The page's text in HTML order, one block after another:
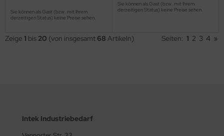
Sie können als Gast (bzw. mit Ihrem
derzeitigen Status) keine Preise sehen.
Sie können als Gast (bzw. mit Ihrem
derzeitigen Status) keine Preise sehen.
Zeige 1 bis 20 (von insgesamt 68 Artikeln) Seiten: 1 2 3 4 »
Intek Industriebedarf